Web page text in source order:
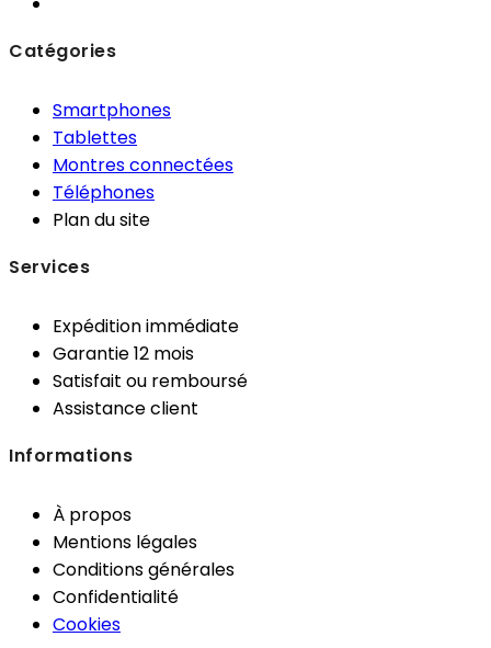
Catégories
Smartphones
Tablettes
Montres connectées
Téléphones
Plan du site
Services
Expédition immédiate
Garantie 12 mois
Satisfait ou remboursé
Assistance client
Informations
À propos
Mentions légales
Conditions générales
Confidentialité
Cookies